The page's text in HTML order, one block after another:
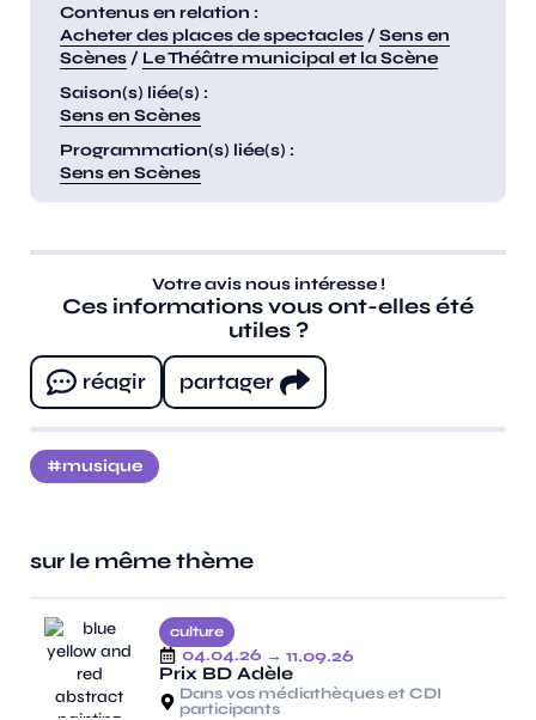
Contenus en relation :
Acheter des places de spectacles / Sens en
Scènes / Le Théâtre municipal et la Scène
Saison(s) liée(s) :
Sens en Scènes
Programmation(s) liée(s) :
Sens en Scènes
Votre avis nous intéresse !
Ces informations vous ont-elles été
utiles ?
réagir
partager
musique
sur le même thème
culture
04.04.26 → 11.09.26
Prix BD Adèle
Dans vos médiathèques et CDI
participants